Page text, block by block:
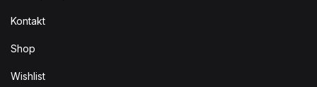
Kontakt
Shop
Wishlist